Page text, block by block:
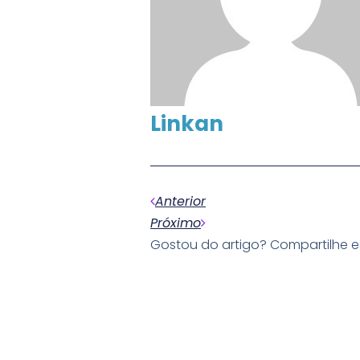
Linkan
Anterior
Próximo
Gostou do artigo? Compartilhe